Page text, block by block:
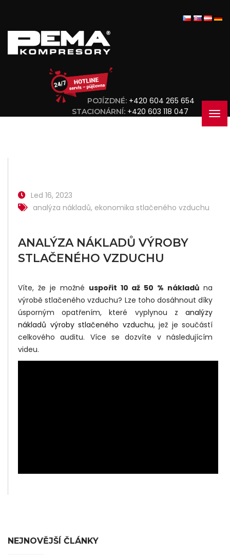
POJÍZDNÉ: +420 604 265 654
STACIONÁRNÍ: +420 603 118 047
Led 16, 2023
analýza nákladů, ekonomika stlačeného vzduchu
ANALÝZA NÁKLADŮ VÝROBY
STLAČENÉHO VZDUCHU
Víte, že je možné uspořit 10 až 50 % nákladů na
výrobě stlačeného vzduchu? Lze toho dosáhnout díky
úsporným opatřením, které vyplynou z analýzy
nákladů výroby stlačeného vzduchu, jež je součástí
celkového auditu. Více se dozvíte v následujícím
videu.
NEJNOVĚJŠÍ ČLÁNKY